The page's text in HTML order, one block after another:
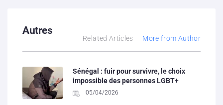
Autres
Related Articles More from Author
Sénégal : fuir pour survivre, le choix
impossible des personnes LGBT+
05/04/2026